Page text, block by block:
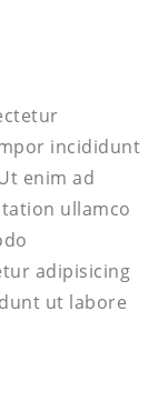
incididunt
enim ad
ullamco
adipisicing
ut labore